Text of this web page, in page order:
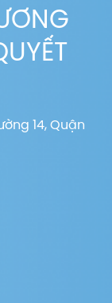
14, Quận